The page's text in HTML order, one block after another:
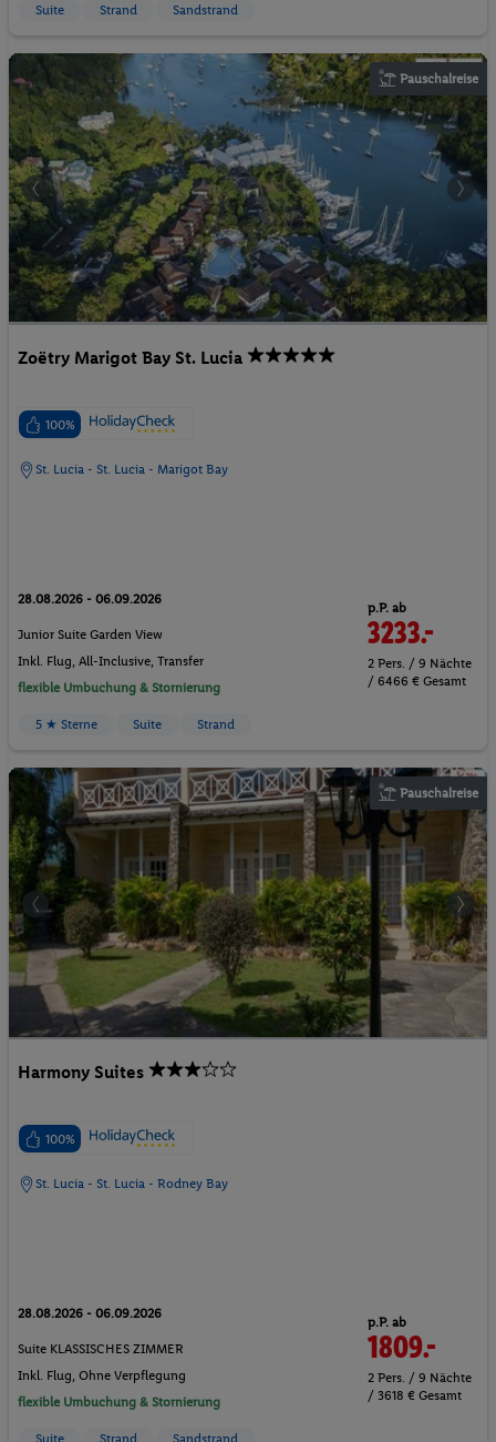
Suite Strand Sandstrand
Pauschalreise
Zoëtry Marigot Bay St. Lucia
100%
St. Lucia - St. Lucia - Marigot Bay
28.08.2026 - 06.09.2026
Junior Suite Garden View
Inkl. Flug, All-Inclusive, Transfer
flexible Umbuchung & Stornierung
p.P. ab
3233.-
2 Pers. / 9 Nächte
/ 6466 € Gesamt
5 ★ Sterne Suite Strand
Pauschalreise
Harmony Suites
100%
St. Lucia - St. Lucia - Rodney Bay
28.08.2026 - 06.09.2026
Suite KLASSISCHES ZIMMER
Inkl. Flug, Ohne Verpflegung
flexible Umbuchung & Stornierung
p.P. ab
1809.-
2 Pers. / 9 Nächte
/ 3618 € Gesamt